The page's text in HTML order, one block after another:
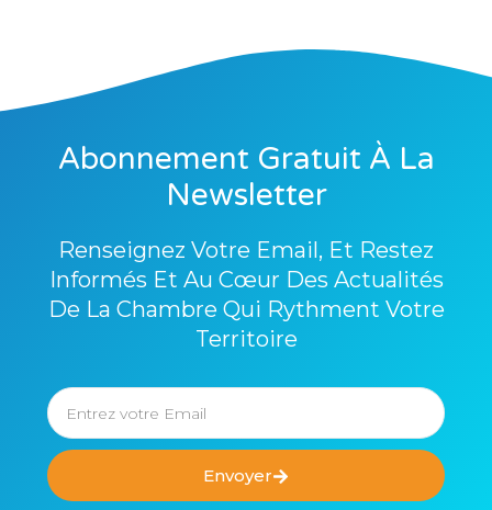
Abonnement Gratuit À La
Newsletter
Renseignez Votre Email, Et Restez
Informés Et Au Cœur Des Actualités
De La Chambre Qui Rythment Votre
Territoire
Envoyer